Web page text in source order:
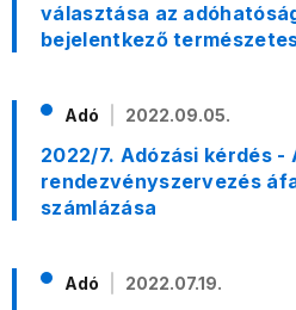
választása az
bejelentkező
Adó 2022.09.05.
2022/7. Adózási kérdés -
rendezvényszervezés
számlázása
Adó 2022.07.19.